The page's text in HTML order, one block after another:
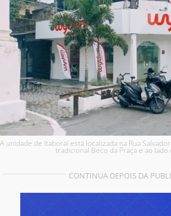
A unidade de Itaboraí está localizada na Rua
tradicional Beco da Praça e ao
CONTINUA DEPOIS DA